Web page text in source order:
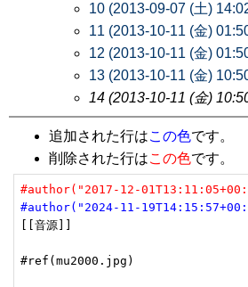
10 (2013-09-07 (土)
11 (2013-10-11 (金)
12 (2013-10-11 (金)
13 (2013-10-11 (金)
14 (2013-10-11 (金)
追加された行はこの色です。
削除された行はこの色です。
#author("2017-12-
#author("2024-11-
[[音源]]
#ref(mu2000.jpg)